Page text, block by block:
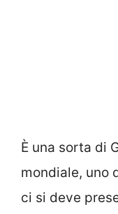
È una sorta di
mondiale, uno
ci si deve